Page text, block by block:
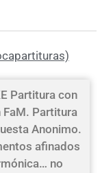
Partitura con
FaM. Partitura
Anonimo.
afinados
no